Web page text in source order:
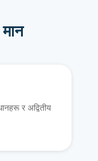
र अद्वितीय